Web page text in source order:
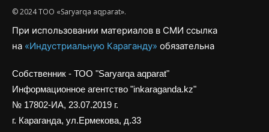
© 2024 ТОО «Saryarqa aqparat».
При использовании материалов в СМИ ссылка
на «Индустриальную Караганду» обязательна
Собственник - ТОО "Saryarqa aqparat"
Информационное агентство "inkaraganda.kz"
№ 17802-ИА, 23.07.2019 г.
г. Караганда, ул.Ермекова, д.33